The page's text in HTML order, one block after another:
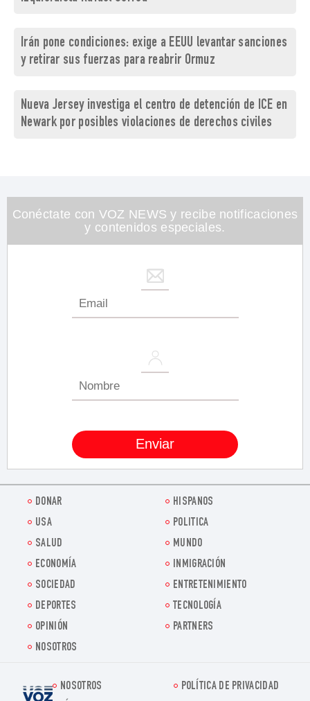
Irán pone condiciones: exige a EEUU levantar sanciones
y retirar sus fuerzas para reabrir Ormuz
Nueva Jersey investiga el centro de detención de ICE en
Newark por posibles violaciones de derechos civiles
Conéctate con VOZ NEWS y recibe notificaciones
y contenidos especiales.
DONAR
HISPANOS
USA
POLITICA
SALUD
MUNDO
ECONOMÍA
INMIGRACIÓN
SOCIEDAD
ENTRETENIMIENTO
DEPORTES
TECNOLOGÍA
OPINIÓN
PARTNERS
NOSOTROS
Voz.us
NOSOTROS
POLÍTICA DE PRIVACIDAD